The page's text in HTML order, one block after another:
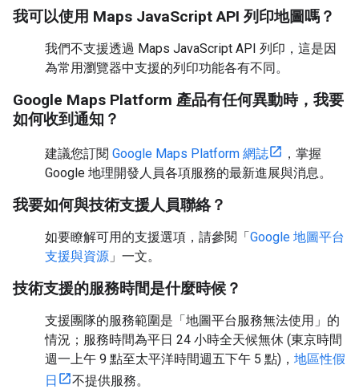
我可以使用 Maps JavaScript API 列印地圖嗎？
我們不支援透過 Maps JavaScript API 列印，這是因
為常用瀏覽器中支援的列印功能各有不同。
Google Maps Platform 產品有任何異動時，我要
如何收到通知？
建議您訂閱 Google Maps Platform 網誌
，掌握
Google 地理開發人員各項服務的最新進展與消息。
我要如何與技術支援人員聯絡？
如要瞭解可用的支援選項，請參閱「Google 地圖平台
支援與資源 」一文。
技術支援的服務時間是什麼時候？
支援團隊的服務範圍是「地圖平台服務無法使用」的
情況；服務時間為平日 24 小時全天候無休 (東京時間
週一上午 9 點至太平洋時間週五下午 5 點)， 地區性假
日
不提供服務。